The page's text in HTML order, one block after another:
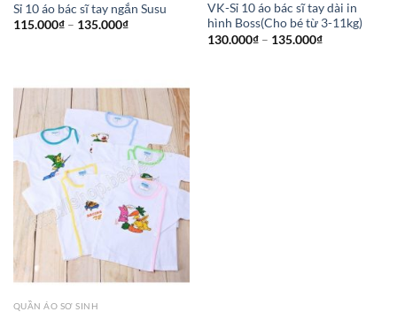
Sỉ 10 áo bác sĩ tay ngắn Susu
115.000₫– 135.000₫
VK-Sỉ 10 áo bác sĩ tay dài in
hình Boss(Cho bé từ 3-11kg)
130.000₫– 135.000₫
QUẦN ÁO SƠ SINH